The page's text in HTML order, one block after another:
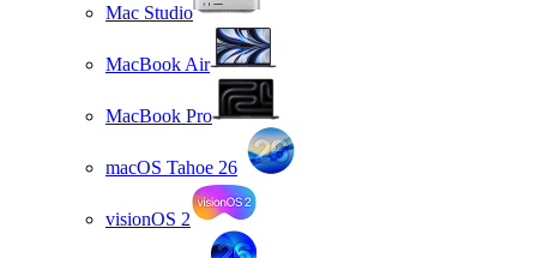
Mac Studio
MacBook Air
MacBook Pro
macOS Tahoe 26
visionOS 2